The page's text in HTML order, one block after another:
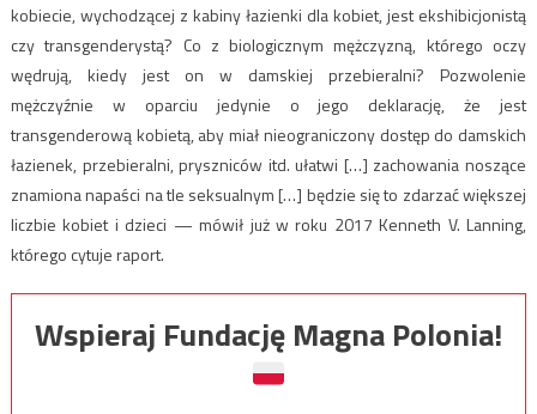
kobiecie, wychodzącej z kabiny łazienki dla kobiet, jest ekshibicjonistą
czy transgenderystą? Co z biologicznym mężczyzną, którego oczy
wędrują, kiedy jest on w damskiej przebieralni? Pozwolenie
mężczyźnie w oparciu jedynie o jego deklarację, że jest
transgenderową kobietą, aby miał nieograniczony dostęp do damskich
łazienek, przebieralni, pryszniców itd. ułatwi […] zachowania noszące
znamiona napaści na tle seksualnym […] będzie się to zdarzać większej
liczbie kobiet i dzieci — mówił już w roku 2017 Kenneth V. Lanning,
którego cytuje raport.
Wspieraj Fundację Magna Polonia!